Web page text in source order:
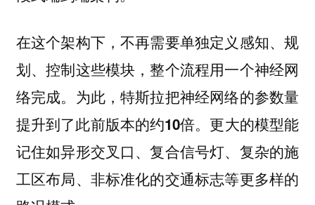
在这个架构下，不再需要单独定义感知、规
划、控制这些模块，整个流程用一个神经网
络完成。为此，特斯拉把神经网络的参数量
提升到了此前版本的约10倍。更大的模型能
记住如异形交叉口、复合信号灯、复杂的施
工区布局、非标准化的交通标志等更多样的